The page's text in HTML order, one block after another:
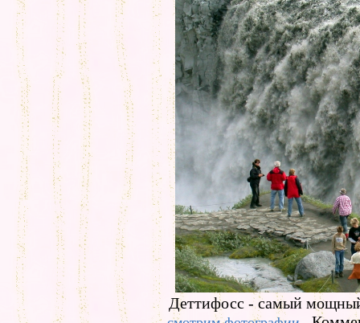
Деттифосс - самый